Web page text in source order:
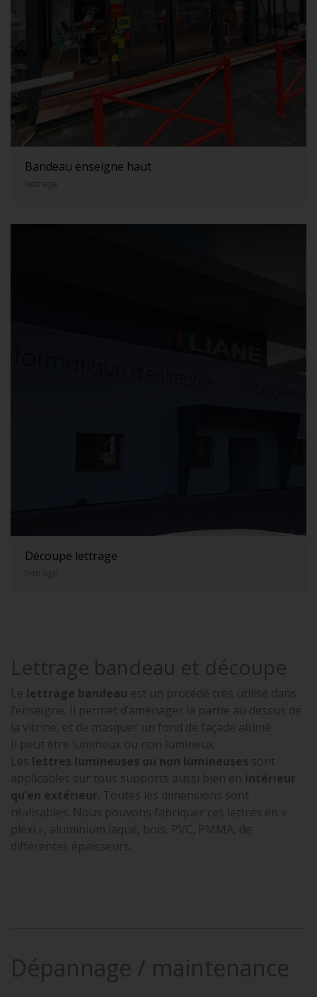
Bandeau enseigne haut
lettrage
Découpe lettrage
lettrage
Lettrage bandeau et découpe
Le lettrage bandeau est un procédé très utilisé dans
l’enseigne. Il permet d’aménager la partie au dessus de
la vitrine, et de masquer un fond de façade abimé.
Il peut être lumineux ou non lumineux.
Les lettres lumineuses ou non lumineuses sont
applicables sur tous supports aussi bien en intérieur
qu’en extérieur. Toutes les dimensions sont
réalisables. Nous pouvons fabriquer ces lettres en «
plexi », aluminium laqué, bois, PVC, PMMA, de
différentes épaisseurs.
Dépannage / maintenance